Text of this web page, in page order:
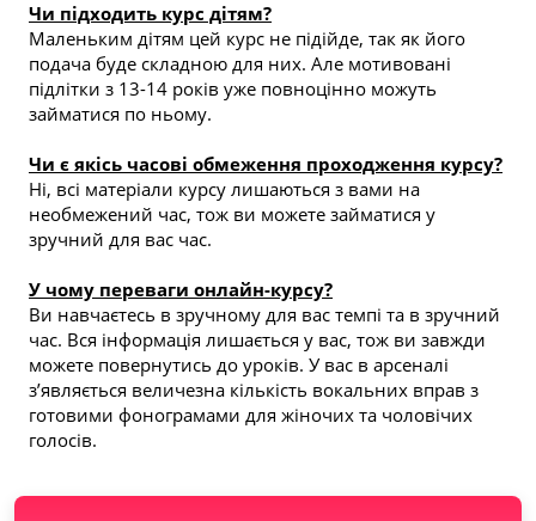
Чи підходить курс дітям?
Маленьким дітям цей курс не підійде, так як його
подача буде складною для них. Але мотивовані
підлітки з 13-14 років уже повноцінно можуть
займатися по ньому.
Чи є якісь часові обмеження проходження курсу?
Ні, всі матеріали курсу лишаються з вами на
необмежений час, тож ви можете займатися у
зручний для вас час.
У чому переваги онлайн-курсу?
Ви навчаєтесь в зручному для вас темпі та в зручний
час. Вся інформація лишається у вас, тож ви завжди
можете повернутись до уроків. У вас в арсеналі
з’являється величезна кількість вокальних вправ з
готовими фонограмами для жіночих та чоловічих
голосів.